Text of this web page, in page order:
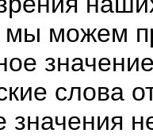
мы можем
слова
значения